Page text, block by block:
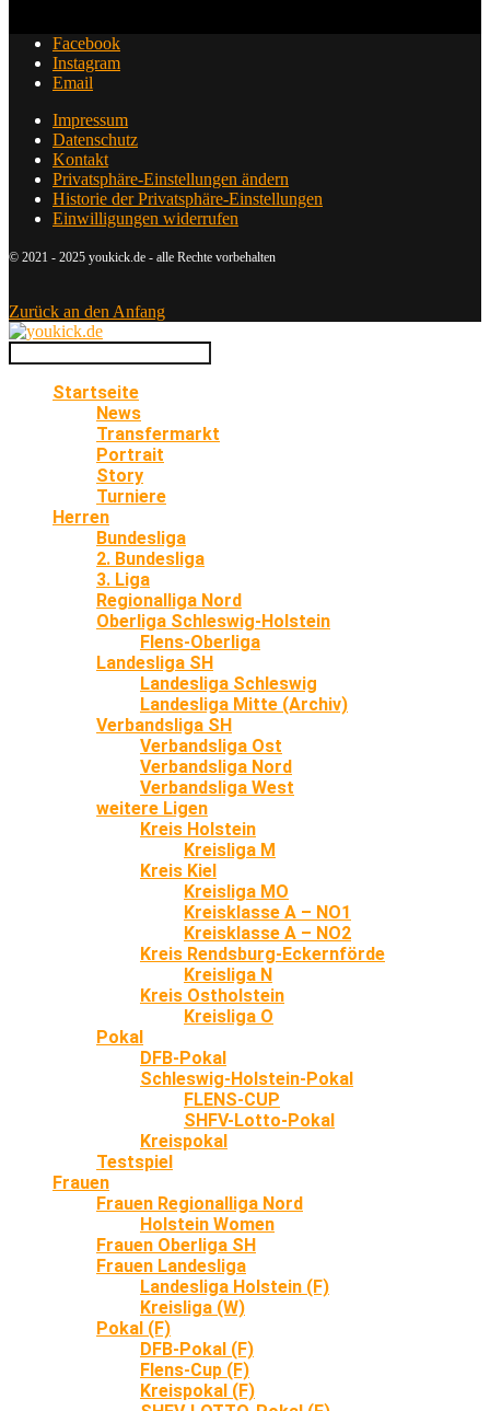
Facebook
Instagram
Email
Impressum
Datenschutz
Kontakt
Privatsphäre-Einstellungen ändern
Historie der Privatsphäre-Einstellungen
Einwilligungen widerrufen
© 2021 - 2025 youkick.de - alle Rechte vorbehalten
Zurück an den Anfang
Startseite
News
Transfermarkt
Portrait
Story
Turniere
Herren
Bundesliga
2. Bundesliga
3. Liga
Regionalliga Nord
Oberliga Schleswig-Holstein
Flens-Oberliga
Landesliga SH
Landesliga Schleswig
Landesliga Mitte (Archiv)
Verbandsliga SH
Verbandsliga Ost
Verbandsliga Nord
Verbandsliga West
weitere Ligen
Kreis Holstein
Kreisliga M
Kreis Kiel
Kreisliga MO
Kreisklasse A – NO1
Kreisklasse A – NO2
Kreis Rendsburg-Eckernförde
Kreisliga N
Kreis Ostholstein
Kreisliga O
Pokal
DFB-Pokal
Schleswig-Holstein-Pokal
FLENS-CUP
SHFV-Lotto-Pokal
Kreispokal
Testspiel
Frauen
Frauen Regionalliga Nord
Holstein Women
Frauen Oberliga SH
Frauen Landesliga
Landesliga Holstein (F)
Kreisliga (W)
Pokal (F)
DFB-Pokal (F)
Flens-Cup (F)
Kreispokal (F)